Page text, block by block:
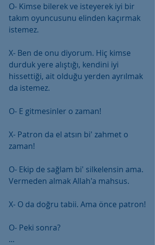
O- Kimse bilerek ve isteyerek iyi bir
takım oyuncusunu elinden kaçırmak
istemez.
X- Ben de onu diyorum. Hiç kimse
durduk yere alıştığı, kendini iyi
hissettiği, ait olduğu yerden ayrılmak
da istemez.
O- E gitmesinler o zaman!
X- Patron da el atsın bi' zahmet o
zaman!
O- Ekip de sağlam bi' silkelensin ama.
Vermeden almak Allah'a mahsus.
X- O da doğru tabii. Ama önce patron!
O- Peki sonra?
...